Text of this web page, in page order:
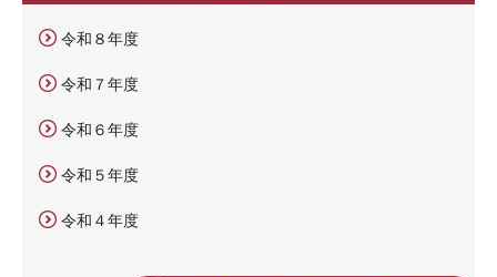
令和８年度
令和７年度
令和６年度
令和５年度
令和４年度